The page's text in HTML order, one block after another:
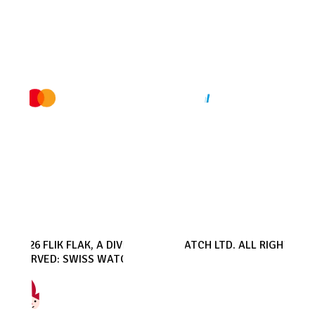
© 2026 FLIK FLAK, A DIVISION OF SWATCH LTD. ALL RIGHTS
RESERVED: SWISS WATCHES